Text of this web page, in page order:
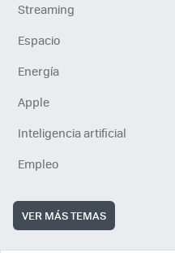
Streaming
Espacio
Energía
Apple
Inteligencia artificial
Empleo
VER MÁS TEMAS